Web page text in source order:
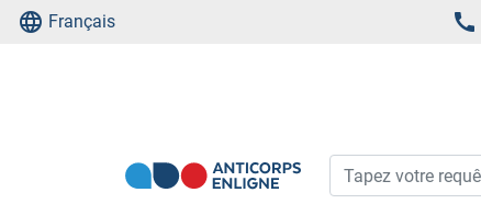
Français